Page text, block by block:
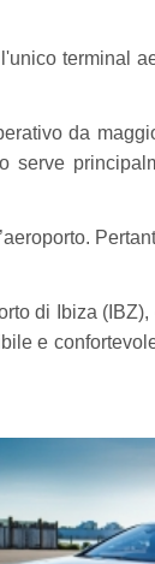
terminal
da
serve
di Ibiza
e